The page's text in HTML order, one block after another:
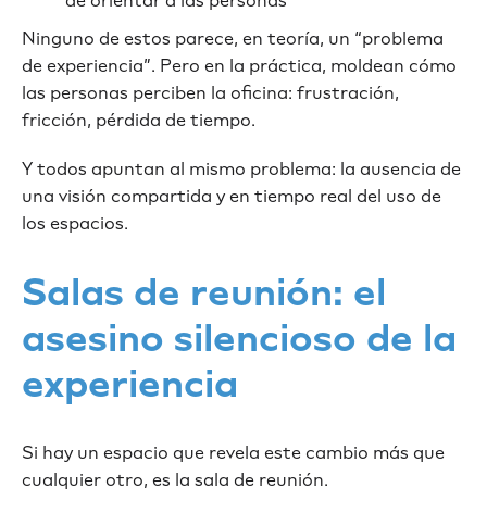
Ninguno de estos parece, en teoría, un “problema
de experiencia”. Pero en la práctica, moldean cómo
las personas perciben la oficina: frustración,
fricción, pérdida de tiempo.
Y todos apuntan al mismo problema: la ausencia de
una visión compartida y en tiempo real del uso de
los espacios.
Salas de reunión: el
asesino silencioso de la
experiencia
Si hay un espacio que revela este cambio más que
cualquier otro, es la sala de reunión.